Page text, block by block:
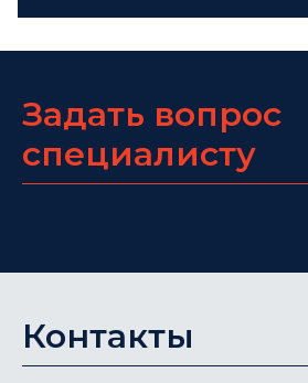
Задать вопрос
специалисту
Контакты